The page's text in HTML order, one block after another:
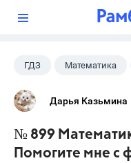
ГДЗ Математика
Виленкин Н.Я.
Дарья Казьмина
№ 899
Помогите мне с